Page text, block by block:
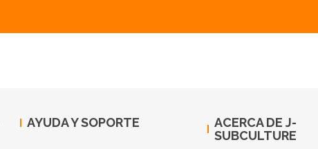
AYUDA Y SOPORTE
ACERCA DE J-
SUBCULTURE